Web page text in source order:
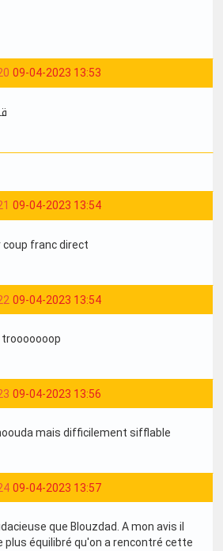
09-04-2023 13:53
09-04-2023 13:54
coup franc direct
09-04-2023 13:54
09-04-2023 13:56
mais difficilement sifflable
09-04-2023 13:57
que Blouzdad. A mon avis il
plus équilibré qu'on a rencontré cette